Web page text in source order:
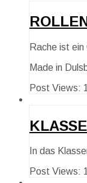
Rache ist
Made in
Post Views:
In das
Post Views: